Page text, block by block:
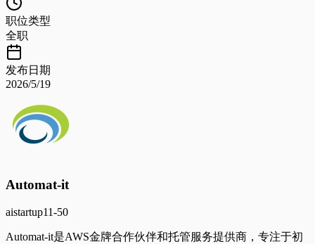
职位类型
全职
发布日期
2026/5/19
Automat-it
aistartup11-50
Automat-it是AWS金牌合作伙伴和托管服务提供商，专注于初